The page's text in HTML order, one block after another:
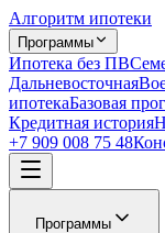
Алгоритм ипотеки
Программы
Ипотека без ПВ
Дальневосточная
ипотекаБазовая
Кредитная история
+7 909 008 75 48
Программы